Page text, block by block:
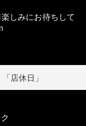
しみにお待ちして
「店休日」